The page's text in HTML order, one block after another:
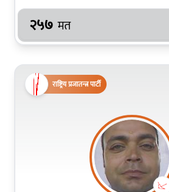
२५७ मत
राष्ट्रिय प्रजातन्त्र पार्टी